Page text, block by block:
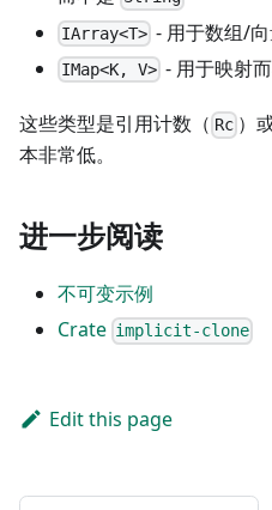
IArray<T> - 用于数组/
IMap<K, V> - 用于映射
这些类型是引用计数（ Rc ）
本非常低。
进一步阅读
不可变示例
Crate implicit-clone
Edit this page